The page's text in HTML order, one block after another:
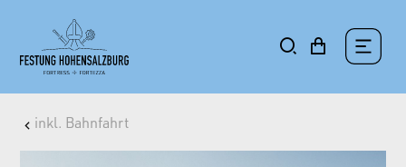
inkl. Bahnfahrt